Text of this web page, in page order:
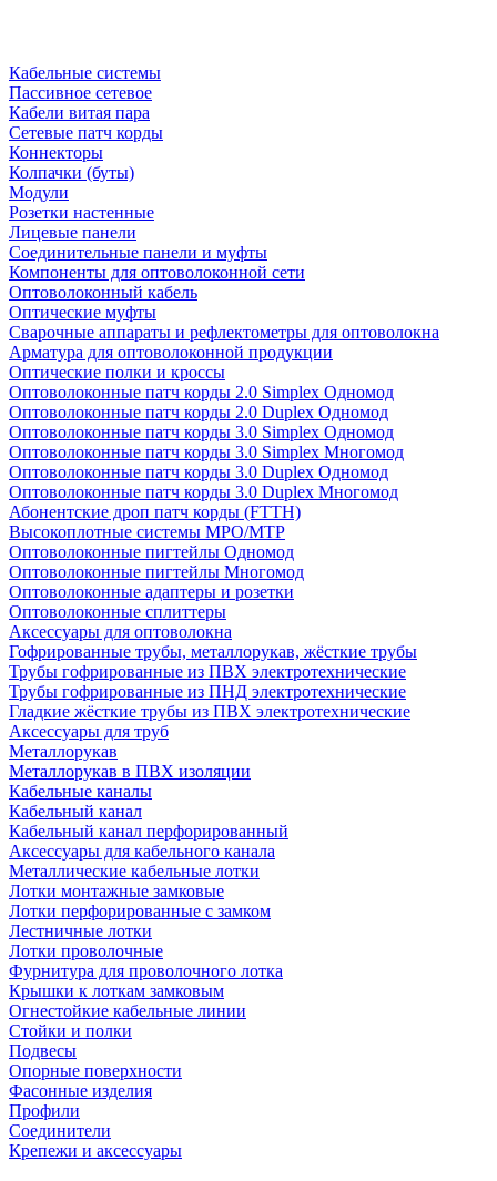
Кабельные системы
Пассивное сетевое
Кабели витая пара
Сетевые патч корды
Коннекторы
Колпачки (буты)
Модули
Розетки настенные
Лицевые панели
Соединительные панели и муфты
Компоненты для оптоволоконной сети
Оптоволоконный кабель
Оптические муфты
Сварочные аппараты и рефлектометры для оптоволокна
Арматура для оптоволоконной продукции
Оптические полки и кроссы
Оптоволоконные патч корды 2.0 Simplex Одномод
Оптоволоконные патч корды 2.0 Duplex Одномод
Оптоволоконные патч корды 3.0 Simplex Одномод
Оптоволоконные патч корды 3.0 Simplex Многомод
Оптоволоконные патч корды 3.0 Duplex Одномод
Оптоволоконные патч корды 3.0 Duplex Многомод
Абонентские дроп патч корды (FTTH)
Высокоплотные системы MPO/MTP
Оптоволоконные пигтейлы Одномод
Оптоволоконные пигтейлы Многомод
Оптоволоконные адаптеры и розетки
Оптоволоконные сплиттеры
Аксессуары для оптоволокна
Гофрированные трубы, металлорукав, жёсткие трубы
Трубы гофрированные из ПВХ электротехнические
Трубы гофрированные из ПНД электротехнические
Гладкие жёсткие трубы из ПВХ электротехнические
Аксессуары для труб
Металлорукав
Металлорукав в ПВХ изоляции
Кабельные каналы
Кабельный канал
Кабельный канал перфорированный
Аксессуары для кабельного канала
Металлические кабельные лотки
Лотки монтажные замковые
Лотки перфорированные с замком
Лестничные лотки
Лотки проволочные
Фурнитура для проволочного лотка
Крышки к лоткам замковым
Огнестойкие кабельные линии
Стойки и полки
Подвесы
Опорные поверхности
Фасонные изделия
Профили
Соединители
Крепежи и аксессуары